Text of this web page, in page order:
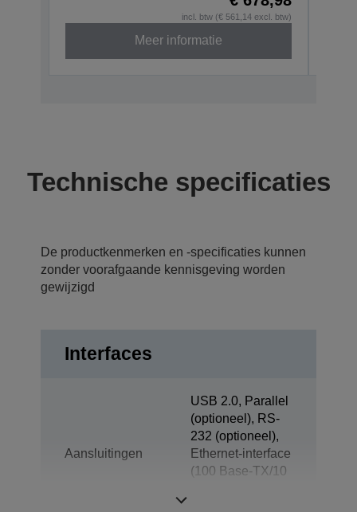
incl. btw (€ 561,14 excl. btw)
Meer informatie
Technische specificaties
De productkenmerken en -specificaties kunnen
zonder voorafgaande kennisgeving worden
gewijzigd
Interfaces
Aansluitingen
USB 2.0, Parallel
(optioneel), RS-
232 (optioneel),
Ethernet-interface
(100 Base-TX/10